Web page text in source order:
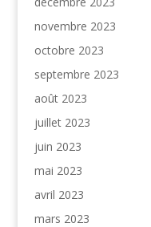
novembre 2023
octobre 2023
septembre 2023
août 2023
juillet 2023
juin 2023
mai 2023
avril 2023
mars 2023